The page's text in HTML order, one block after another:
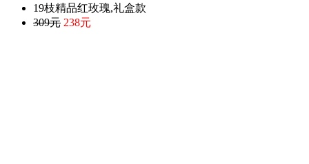
19枝精品红玫瑰,礼盒款
309元 238元